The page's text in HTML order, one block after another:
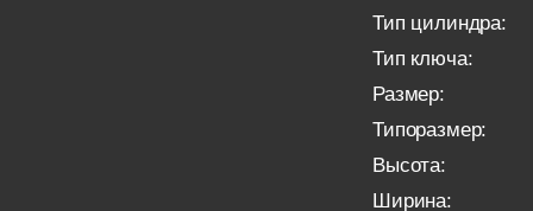
Тип цилиндра:
Тип ключа:
Размер:
Типоразмер:
Высота:
Ширина: